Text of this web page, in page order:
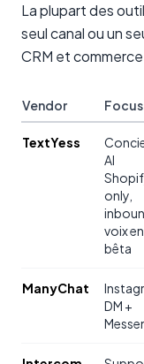
La plupart des
seul canal ou un
CRM et
Vendor Focus
TextYess
AI
only,
voix en
bêta
ManyChat
DM +